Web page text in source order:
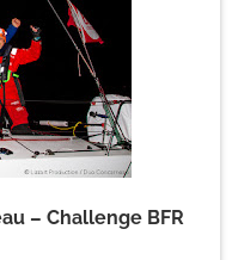
– Challenge BFR